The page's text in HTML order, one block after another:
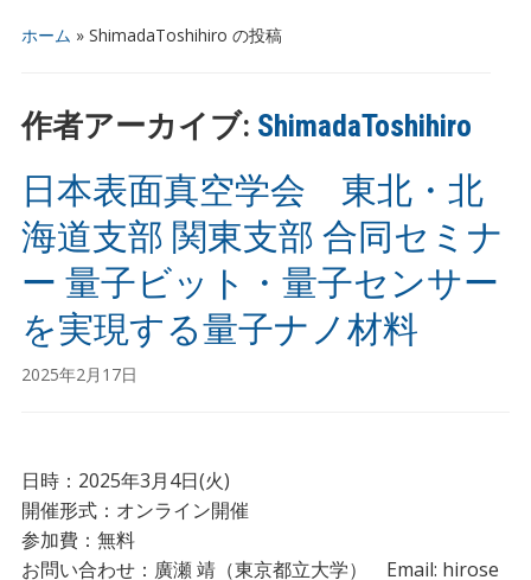
ホーム » ShimadaToshihiro の投稿
作者アーカイブ: ShimadaToshihiro
日本表面真空学会 東北・北
海道支部 関東支部 合同セミナ
ー 量子ビット・量子センサー
を実現する量子ナノ材料
2025年2月17日
日時：2025年3月4日(火)
開催形式：オンライン開催
参加費：無料
お問い合わせ：廣瀬 靖（東京都立大学） Email: hirose